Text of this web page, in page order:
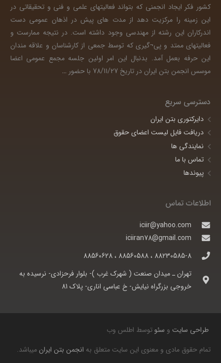
کشور فکر ایجاد انجمنی که بتواند فعالیتهای علمی و فنی و تحقیقاتی در
این زمینه را مرکزیت دهد از مدت های پیش در اذهان عمومی دست
اندرکاران این رشته از مهندسی وجود داشته است. در نتیجه ممارست و
فعالیتهای ممتد و پی¬گیری که توسط جمعی از کارشناسان و علاقه مندان
این حرفه بعمل آمد. بدنبال این امر اولین جلسه مجمع عمومی اعضا
موسس انجمن بتن ایران در تاریخ 78/11/27 با حضور
…
دسترسی سریع
دایرکتوری بتن ایران
دریافت فایل لیست اعضای حقوق
نمایندگی ها
تماس با ما
پیوندها
اطلاعات تماس
iciir@yahoo.com
iciiran78@gmail.com
88230585-8 ، 88560588 ، 88560628
تهران ـ ميدان صنعت ( شهرک غرب )- بلوار فرحزادی- نرسيده به
خروجی بزرگراه نيايش- خ عباسی اناری- پلاک 81
طراحی سایت و سئوتوسط اطلس وب
تمام حقوق مادی و معنوی این سایت متعلق به انجمن بتن ایرانمیباشد.